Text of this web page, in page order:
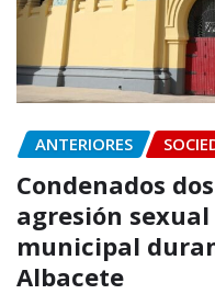
ANTERIORES
Condenados
agresión
municipal
Albacete